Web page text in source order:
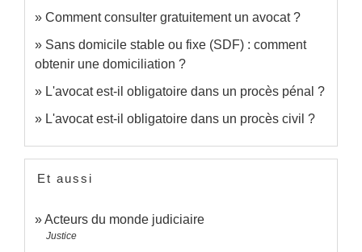
Comment consulter gratuitement un avocat ?
Sans domicile stable ou fixe (SDF) : comment
obtenir une domiciliation ?
L'avocat est-il obligatoire dans un procès pénal ?
L'avocat est-il obligatoire dans un procès civil ?
Et aussi
Acteurs du monde judiciaire
Justice